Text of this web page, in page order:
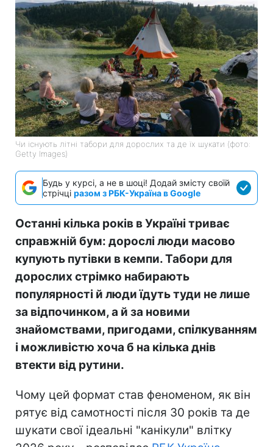
Чи існують літні табори для дорослих та де їх шукати (фото:
Getty Images)
Будь у курсі, а не в шоці! Додай змісту своїй
стрічці разом з РБК-Україна в Google
Останні кілька років в Україні триває
справжній бум: дорослі люди масово
купують путівки в кемпи. Табори для
дорослих стрімко набирають
популярності й люди їдуть туди не лише
за відпочинком, а й за новими
знайомствами, пригодами, спілкуванням
і можливістю хоча б на кілька днів
втекти від рутини.
Чому цей формат став феноменом, як він
рятує від самотності після 30 років та де
шукати свої ідеальні "канікули" влітку